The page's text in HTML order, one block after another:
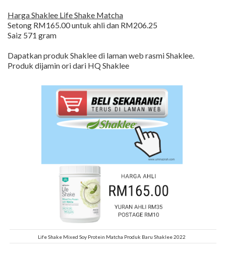
Harga Shaklee Life Shake Matcha
Setong RM165.00 untuk ahli dan RM206.25
Saiz 571 gram
Dapatkan produk Shaklee di laman web rasmi Shaklee.
Produk dijamin ori dari HQ Shaklee
Life Shake Mixed Soy Protein Matcha Produk Baru Shaklee 2022